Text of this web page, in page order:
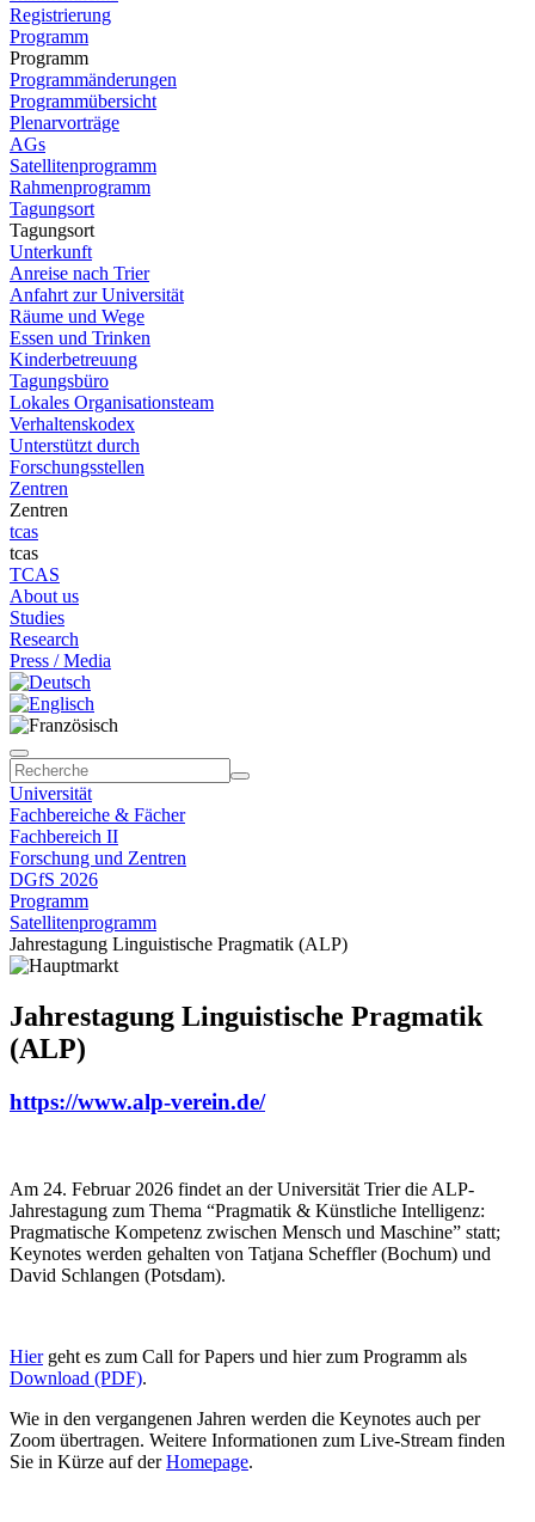
Registrierung
Programm
Programm
Programmänderungen
Programmübersicht
Plenarvorträge
AGs
Satellitenprogramm
Rahmenprogramm
Tagungsort
Tagungsort
Unterkunft
Anreise nach Trier
Anfahrt zur Universität
Räume und Wege
Essen und Trinken
Kinderbetreuung
Tagungsbüro
Lokales Organisationsteam
Verhaltenskodex
Unterstützt durch
Forschungsstellen
Zentren
Zentren
tcas
tcas
TCAS
About us
Studies
Research
Press / Media
Universität
Fachbereiche & Fächer
Fachbereich II
Forschung und Zentren
DGfS 2026
Programm
Satellitenprogramm
Jahrestagung Linguistische Pragmatik (ALP)
Jahrestagung Linguistische Pragmatik
(ALP)
https://www.alp-verein.de/
Am 24. Februar 2026 findet an der Universität Trier die ALP-
Jahrestagung zum Thema “Pragmatik & Künstliche Intelligenz:
Pragmatische Kompetenz zwischen Mensch und Maschine” statt;
Keynotes werden gehalten von Tatjana Scheffler (Bochum) und
David Schlangen (Potsdam).
Hiergeht es zum Call for Papers und hier zum Programm als
Download (PDF).
Wie in den vergangenen Jahren werden die Keynotes auch per
Zoom übertragen. Weitere Informationen zum Live-Stream finden
Sie in Kürze auf derHomepage.